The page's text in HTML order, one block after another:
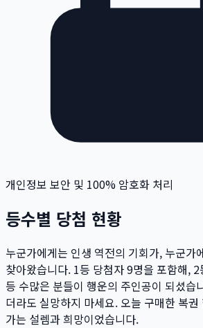
개인정보 보안 및 100% 암호화 처리
등수별 당첨 현황
누군가에게는 인생 역전의 기회가, 누군가
찾아왔습니다. 1등 당첨자9명을 포함해, 2
등 수많은 분들이 행운의 주인공이 되셨습
더라도 실망하지 마세요. 오늘 구매한 복
가는 설렘과 희망이었습니다.